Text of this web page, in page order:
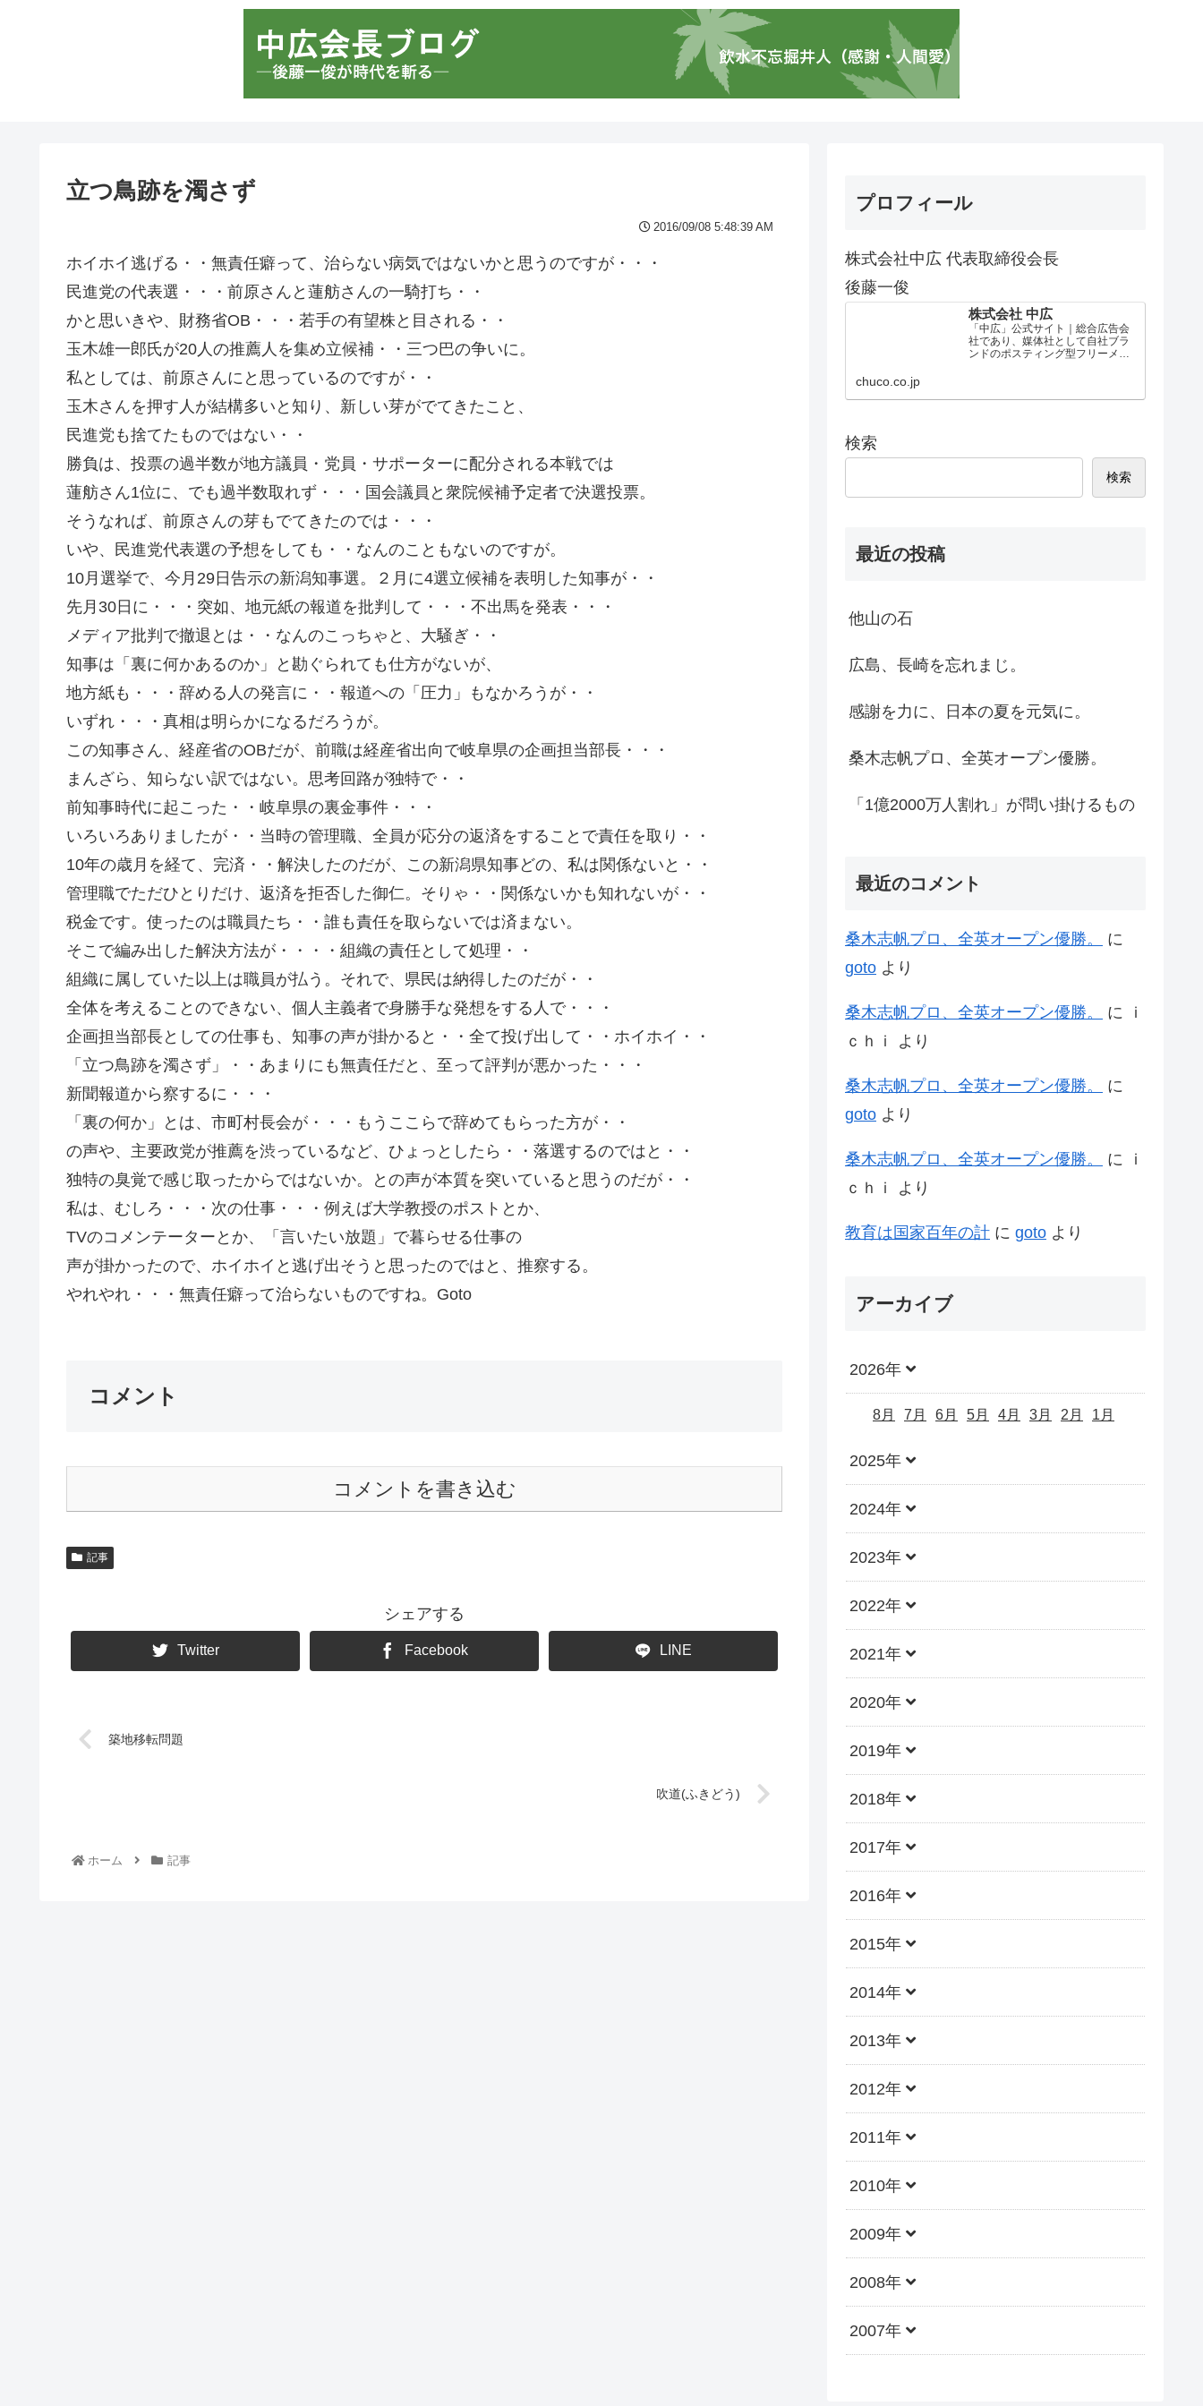
立つ鳥跡を濁さず
2016/09/08 5:48:39 AM
ホイホイ逃げる・・無責任癖って、治らない病気ではないかと思うのですが・・・
民進党の代表選・・・前原さんと蓮舫さんの一騎打ち・・
かと思いきや、財務省OB・・・若手の有望株と目される・・
玉木雄一郎氏が20人の推薦人を集め立候補・・三つ巴の争いに。
私としては、前原さんにと思っているのですが・・
玉木さんを押す人が結構多いと知り、新しい芽がでてきたこと、
民進党も捨てたものではない・・
勝負は、投票の過半数が地方議員・党員・サポーターに配分される本戦では
蓮舫さん1位に、でも過半数取れず・・・国会議員と衆院候補予定者で決選投票。
そうなれば、前原さんの芽もでてきたのでは・・・
いや、民進党代表選の予想をしても・・なんのこともないのですが。
10月選挙で、今月29日告示の新潟知事選。２月に4選立候補を表明した知事が・・
先月30日に・・・突如、地元紙の報道を批判して・・・不出馬を発表・・・
メディア批判で撤退とは・・なんのこっちゃと、大騒ぎ・・
知事は「裏に何かあるのか」と勘ぐられても仕方がないが、
地方紙も・・・辞める人の発言に・・報道への「圧力」もなかろうが・・
いずれ・・・真相は明らかになるだろうが。
この知事さん、経産省のOBだが、前職は経産省出向で岐阜県の企画担当部長・・・
まんざら、知らない訳ではない。思考回路が独特で・・
前知事時代に起こった・・岐阜県の裏金事件・・・
いろいろありましたが・・当時の管理職、全員が応分の返済をすることで責任を取り・・
10年の歳月を経て、完済・・解決したのだが、この新潟県知事どの、私は関係ないと・・
管理職でただひとりだけ、返済を拒否した御仁。そりゃ・・関係ないかも知れないが・・
税金です。使ったのは職員たち・・誰も責任を取らないでは済まない。
そこで編み出した解決方法が・・・・組織の責任として処理・・
組織に属していた以上は職員が払う。それで、県民は納得したのだが・・
全体を考えることのできない、個人主義者で身勝手な発想をする人で・・・
企画担当部長としての仕事も、知事の声が掛かると・・全て投げ出して・・ホイホイ・・
「立つ鳥跡を濁さず」・・あまりにも無責任だと、至って評判が悪かった・・・
新聞報道から察するに・・・
「裏の何か」とは、市町村長会が・・・もうここらで辞めてもらった方が・・
の声や、主要政党が推薦を渋っているなど、ひょっとしたら・・落選するのではと・・
独特の臭覚で感じ取ったからではないか。との声が本質を突いていると思うのだが・・
私は、むしろ・・・次の仕事・・・例えば大学教授のポストとか、
TVのコメンテーターとか、「言いたい放題」で暮らせる仕事の
声が掛かったので、ホイホイと逃げ出そうと思ったのではと、推察する。
やれやれ・・・無責任癖って治らないものですね。Goto
コメント
コメントを書き込む
記事
シェアする
Twitter Facebook LINE
築地移転問題
吹道(ふきどう)
ホーム 記事
プロフィール
株式会社中広 代表取締役会長
後藤一俊
株式会社 中広
「中広」公式サイト｜総合広告会
社であり、媒体社として自社ブラ
ンドのポスティング型フリーメデ
chuco.co.jp
検索
検索
最近の投稿
他山の石
広島、長崎を忘れまじ。
感謝を力に、日本の夏を元気に。
桑木志帆プロ、全英オープン優勝。
「1億2000万人割れ」が問い掛けるもの
最近のコメント
桑木志帆プロ、全英オープン優勝。
に
goto より
桑木志帆プロ、全英オープン優勝。 に
ｉ
ｃｈｉ
より
桑木志帆プロ、全英オープン優勝。
に
goto より
桑木志帆プロ、全英オープン優勝。 に
ｉ
ｃｈｉ
より
教育は国家百年の計 に goto より
アーカイブ
2026年
8月 7月 6月 5月 4月 3月 2月 1月
2025年
2024年
2023年
2022年
2021年
2020年
2019年
2018年
2017年
2016年
2015年
2014年
2013年
2012年
2011年
2010年
2009年
2008年
2007年